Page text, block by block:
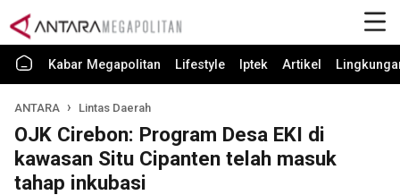
Kabar Megapolitan Lifestyle Iptek Artikel
ANTARA Lintas Daerah
OJK Cirebon: Program Desa EKI di
kawasan Situ Cipanten telah masuk
tahap inkubasi